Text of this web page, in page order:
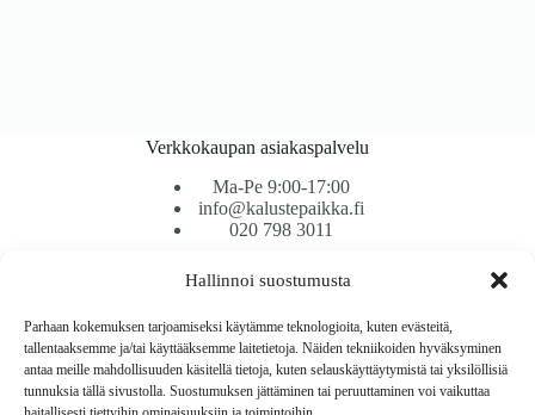
Hallinnoi suostumusta
Parhaan kokemuksen tarjoamiseksi käytämme teknologioita, kuten evästeitä,
tallentaaksemme ja/tai käyttääksemme laitetietoja. Näiden tekniikoiden hyväksyminen
antaa meille mahdollisuuden käsitellä tietoja, kuten selauskäyttäytymistä tai yksilöllisiä
tunnuksia tällä sivustolla. Suostumuksen jättäminen tai peruuttaminen voi vaikuttaa
Verkkokaupan asiakaspalvelu
Ma-Pe 9:00-17:00
info@kalustepaikka.fi
020 798 3011
Tavarantoimitus / Maksutavat
Toimitustavat
Maksutavat
Vaihto ja palautus
Reklamaatiot